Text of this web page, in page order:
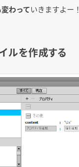
わっていきますよー！
ルを作成する